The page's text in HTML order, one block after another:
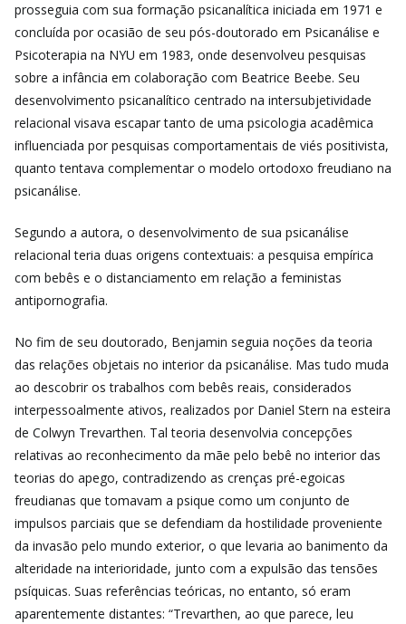
prosseguia com sua formação psicanalítica iniciada em 1971 e
concluída por ocasião de seu pós-doutorado em Psicanálise e
Psicoterapia na NYU em 1983, onde desenvolveu pesquisas
sobre a infância em colaboração com Beatrice Beebe. Seu
desenvolvimento psicanalítico centrado na intersubjetividade
relacional visava escapar tanto de uma psicologia acadêmica
influenciada por pesquisas comportamentais de viés positivista,
quanto tentava complementar o modelo ortodoxo freudiano na
psicanálise.
Segundo a autora, o desenvolvimento de sua psicanálise
relacional teria duas origens contextuais: a pesquisa empírica
com bebês e o distanciamento em relação a feministas
antipornografia.
No fim de seu doutorado, Benjamin seguia noções da teoria
das relações objetais no interior da psicanálise. Mas tudo muda
ao descobrir os trabalhos com bebês reais, considerados
interpessoalmente ativos, realizados por Daniel Stern na esteira
de Colwyn Trevarthen. Tal teoria desenvolvia concepções
relativas ao reconhecimento da mãe pelo bebê no interior das
teorias do apego, contradizendo as crenças pré-egoicas
freudianas que tomavam a psique como um conjunto de
impulsos parciais que se defendiam da hostilidade proveniente
da invasão pelo mundo exterior, o que levaria ao banimento da
alteridade na interioridade, junto com a expulsão das tensões
psíquicas. Suas referências teóricas, no entanto, só eram
aparentemente distantes: “Trevarthen, ao que parece, leu